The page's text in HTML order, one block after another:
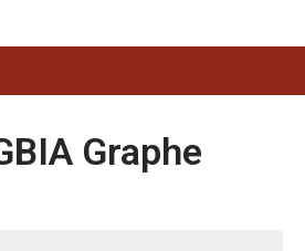
Graphe